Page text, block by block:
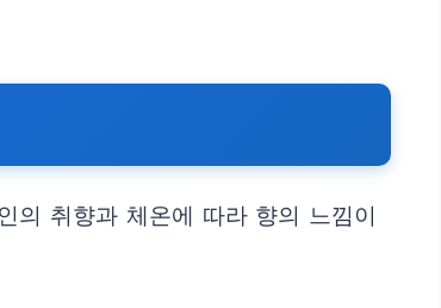
의 취향과 체온에 따라 향의 느낌이